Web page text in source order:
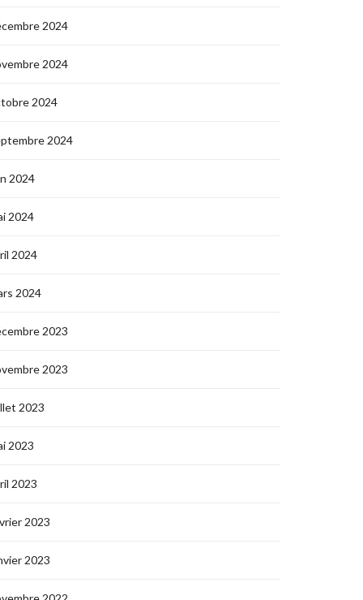
2024
2024
2024
2024
2024
2024
2024
2024
2023
2023
2023
2023
2023
2023
2023